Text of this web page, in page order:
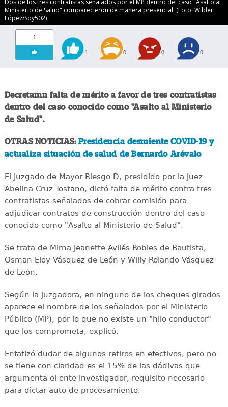
Dos de los tres contratistas señalados por el MP dentro del caso "Asalto al
Ministerio de Salud" comparecieron de manera presencial. (Foto: Wilder
López/Soy502)
1
1 0 0 0
Decretamn falta de mérito a favor de tres contratistas
dentro del caso conocido como "Asalto al Ministerio
de Salud".
OTRAS NOTICIAS: Presidencia desmiente COVID-19 y
actualiza situación de salud de Bernardo Arévalo
El Juzgado de Mayor Riesgo D, presidido por la juez
Abelina Cruz Tostano, dictó falta de mérito contra tres
contratistas señalados de cobrar comisión para
adjudicar contratos de construcción dentro del caso
conocido como "Asalto al Ministerio de Salud".
Se trata de Mirna Jeanette Avilés Robles de Bautista,
Osman Eloy Vásquez de León y Willy Rolando Vásquez
de León.
Según la juzgadora, en ninguno de los cheques girados
aparece el nombre de los señalados por el Ministerio
Público (MP), por lo que no existe un "hilo conductor"
que los comprometa, explicó.
Enfatizó dudar de algunos retiros en efectivos, pero no
se tiene con claridad es el 15% de las dádivas que
argumenta el ente investigador, requisito necesario
para dictar auto de procesamiento.